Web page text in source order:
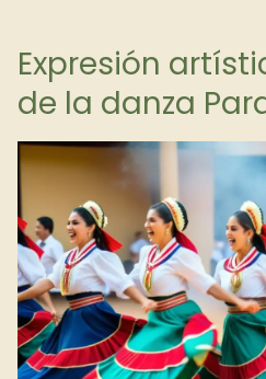
Expresión
de la danza